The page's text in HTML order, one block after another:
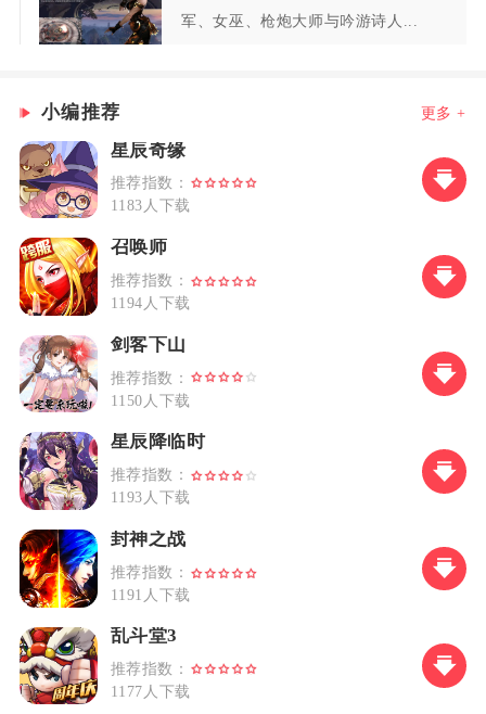
军、女巫、枪炮大师与吟游诗人...
小编推荐 更多 +
星辰奇缘
推荐指数：
1183人下载
召唤师
推荐指数：
1194人下载
剑客下山
推荐指数：
1150人下载
星辰降临时
推荐指数：
1193人下载
封神之战
推荐指数：
1191人下载
乱斗堂3
推荐指数：
1177人下载